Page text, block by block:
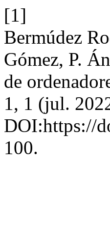
[1]
Bermúdez
Gómez, P.
de
1, 1 (jul.
DOI:https://
100.